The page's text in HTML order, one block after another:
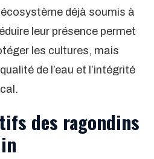
écosystème déjà soumis à
leur présence permet
les cultures, mais
de l’eau et l’intégrité
des ragondins